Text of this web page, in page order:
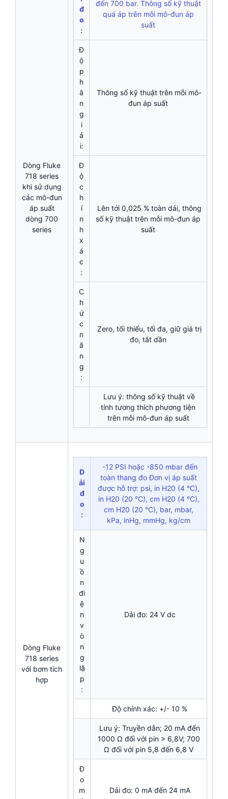
Dòng Fluke
718 series
khi sử dụng
các mô-đun
áp suất
dòng 700
series
đ
o
:
đến 700 bar. Thông số kỹ thuật
quá áp trên mỗi mô-đun áp
suất
Đ
ộ
p
h
â
n
g
i
ả
i:
Thông số kỹ thuật trên mỗi mô-
đun áp suất
Đ
ộ
c
h
í
n
h
x
á
c
:
Lên tới 0,025 % toàn dải, thông
số kỹ thuật trên mỗi mô-đun áp
suất
C
h
ứ
c
n
ă
n
g
:
Zero, tối thiểu, tối đa, giữ giá trị
đo, tắt dần
Lưu ý: thông số kỹ thuật về
tính tương thích phương tiện
trên mỗi mô-đun áp suất
Dòng Fluke
718 series
với bơm tích
hợp
D
ải
đ
o
:
-12 PSI hoặc -850 mbar đến
toàn thang đo Đơn vị áp suất
được hỗ trợ: psi, in H20 (4 °C),
in H20 (20 °C), cm H20 (4 °C),
cm H20 (20 °C), bar, mbar,
kPa, inHg, mmHg, kg/cm
N
g
u
ồ
n
đi
ệ
n
v
ò
n
g
lặ
p
:
Dải đo: 24 V dc
Độ chính xác: +/- 10 %
Lưu ý: Truyền dẫn; 20 mA đến
1000 Ω đối với pin > 6,8V; 700
Ω đối với pin 5,8 đến 6,8 V
Đ
o
m
Dải đo: 0 mA đến 24 mA